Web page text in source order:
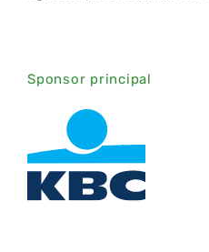
Sponsor principal